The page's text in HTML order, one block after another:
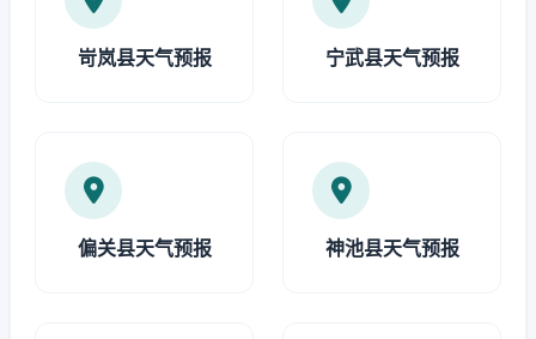
岢岚县天气预报 宁武县天气预报
偏关县天气预报 神池县天气预报